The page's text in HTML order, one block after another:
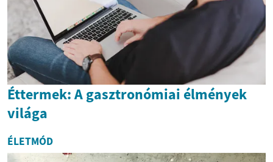
Éttermek: A gasztronómiai élmények
világa
ÉLETMÓD